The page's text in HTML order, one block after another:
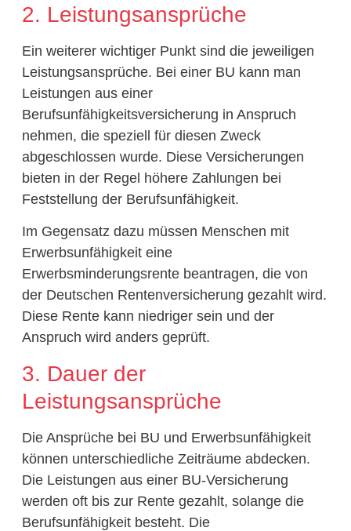
2. Leistungsansprüche
Ein weiterer wichtiger Punkt sind die jeweiligen
Leistungsansprüche. Bei einer BU kann man
Leistungen aus einer
Berufsunfähigkeitsversicherung in Anspruch
nehmen, die speziell für diesen Zweck
abgeschlossen wurde. Diese Versicherungen
bieten in der Regel höhere Zahlungen bei
Feststellung der Berufsunfähigkeit.
Im Gegensatz dazu müssen Menschen mit
Erwerbsunfähigkeit eine
Erwerbsminderungsrente beantragen, die von
der Deutschen Rentenversicherung gezahlt wird.
Diese Rente kann niedriger sein und der
Anspruch wird anders geprüft.
3. Dauer der
Leistungsansprüche
Die Ansprüche bei BU und Erwerbsunfähigkeit
können unterschiedliche Zeiträume abdecken.
Die Leistungen aus einer BU-Versicherung
werden oft bis zur Rente gezahlt, solange die
Berufsunfähigkeit besteht. Die